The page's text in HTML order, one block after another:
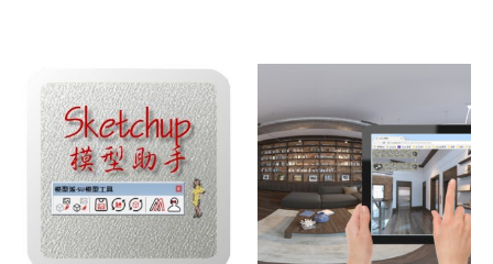
格
範
圍：
NT$490
到
NT$2,400
價
格：
NT$26,000。
價
格：
NT$23,400。